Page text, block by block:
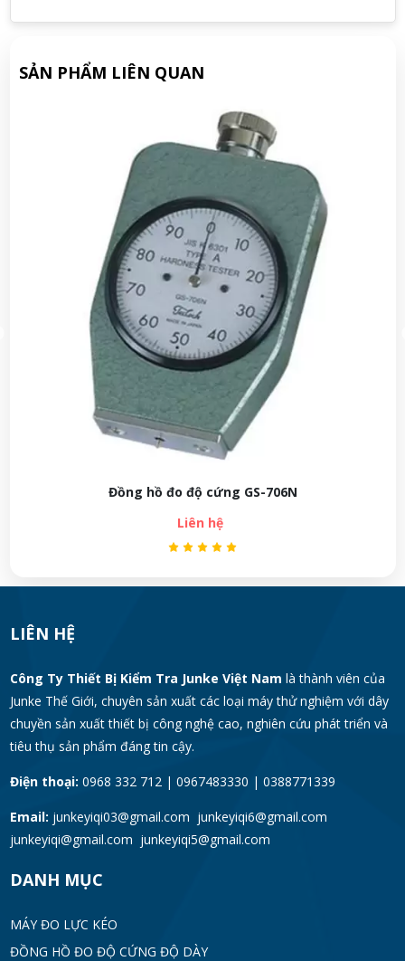
SẢN PHẨM LIÊN QUAN
Đồng hồ đo độ cứng GS-706N
Liên hệ
LIÊN HỆ
Công Ty Thiết Bị Kiểm Tra Junke Việt Nam là thành viên của
Junke Thế Giới, chuyên sản xuất các loại máy thử nghiệm với dây
chuyền sản xuất thiết bị công nghệ cao, nghiên cứu phát triển và
tiêu thụ sản phẩm đáng tin cậy.
Điện thoại: 0968 332 712 | 0967483330 | 0388771339
Email: junkeyiqi03@gmail.com junkeyiqi6@gmail.com
junkeyiqi@gmail.com junkeyiqi5@gmail.com
DANH MỤC
MÁY ĐO LỰC KÉO
ĐỒNG HỒ ĐO ĐỘ CỨNG ĐỘ DÀY